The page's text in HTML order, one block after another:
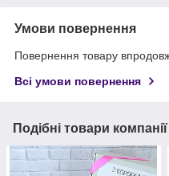
Умови повернення
Повернення товару
Всі умови повернення
Подібні товари компанії